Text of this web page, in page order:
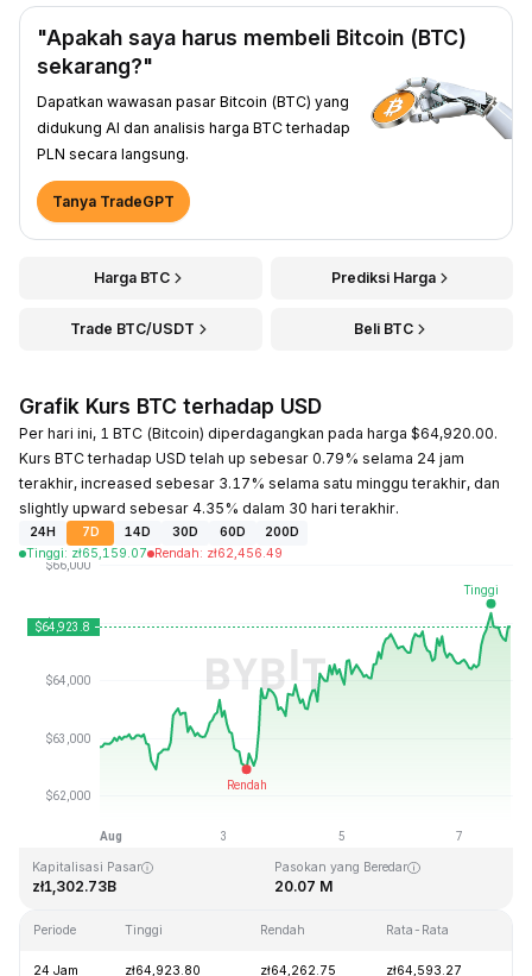
"Apakah saya harus membeli Bitcoin (BTC)
sekarang?"
Dapatkan wawasan pasar Bitcoin (BTC) yang
didukung AI dan analisis harga BTC terhadap
PLN secara langsung.
Tanya TradeGPT
Harga BTC Prediksi Harga
Trade BTC/USDT Beli BTC
Grafik Kurs BTC terhadap USD
Per hari ini, 1 BTC (Bitcoin) diperdagangkan pada harga $64,920.00.
Kurs BTC terhadap USD telah up sebesar 0.79% selama 24 jam
terakhir, increased sebesar 3.17% selama satu minggu terakhir, dan
slightly upward sebesar 4.35% dalam 30 hari terakhir.
24H 7D 14D 30D 60D
200D
Tinggi: zł65,159.07 Rendah: zł62,456.49
Terakhir Diperbarui: 2026-08-07, 20:52 GMT+0
zł126,080.00
Kapitalisasi Pasar
zł1,302.73B
Pasokan yang Beredar
20.07 M
Periode Tinggi Rendah Rata-Rata
24 Jam zł64,923.80 zł64,262.75 zł64,593.27